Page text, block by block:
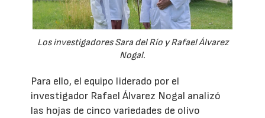
Los investigadores Sara del Río y Rafael Álvarez
Nogal.
Para ello, el equipo liderado por el
investigador Rafael Álvarez Nogal analizó
las hojas de cinco variedades de olivo